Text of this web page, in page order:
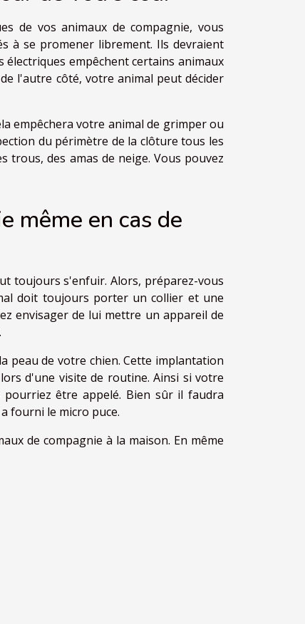
de vos animaux de compagnie, vous
à se promener librement. Ils devraient
empêchent certains animaux
l'autre côté, votre animal peut décider
empêchera votre animal de grimper ou
du périmètre de la clôture tous les
trous, des amas de neige. Vous pouvez
même en cas de
toujours s'enfuir. Alors, préparez-vous
doit toujours porter un collier et une
envisager de lui mettre un appareil de
peau de votre chien. Cette implantation
d'une visite de routine. Ainsi si votre
être appelé. Bien sûr il faudra
fourni le micro puce.
de compagnie à la maison. En même